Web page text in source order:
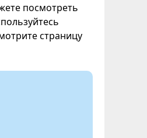
посмотреть
страницу